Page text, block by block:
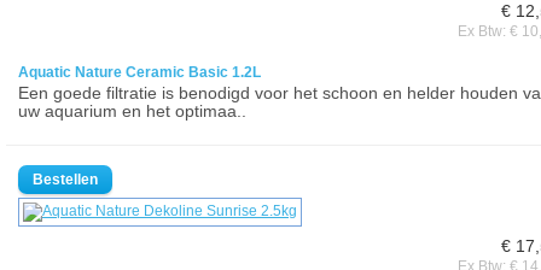
€
Ex Btw: €
Aquatic Nature Ceramic Basic 1.2L
Een goede filtratie is benodigd voor het schoon en helder houden
uw aquarium en het optimaa..
€
Ex Btw: €